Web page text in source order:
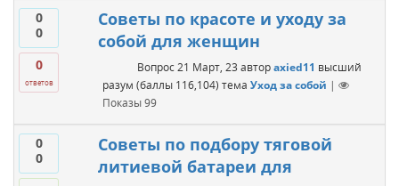
0
0
0
ответов
Советы по красоте и уходу за
собой для женщин
Вопрос 21 Март, 23 авторaxied11 высший
разум (баллы 116,104) тема Уход за собой |
Показы99
0
0
Советы по подбору тяговой
литиевой батареи для